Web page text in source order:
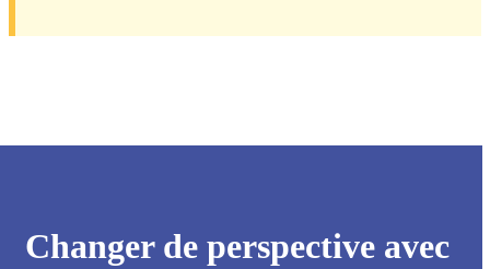
Changer de perspective avec